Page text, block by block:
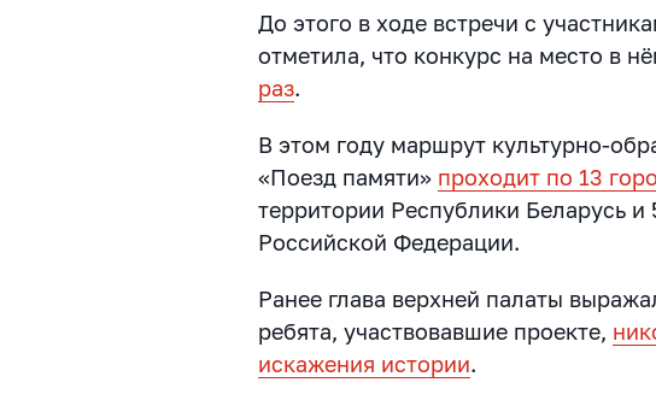
До этого в ходе встречи с
отметила, что конкурс на место в
раз.
В этом году маршрут культурно-
«Поезд памяти» проходит по 13
территории Республики Беларусь и
Российской Федерации.
Ранее глава верхней палаты
ребята, участвовавшие проекте,
искажения истории.